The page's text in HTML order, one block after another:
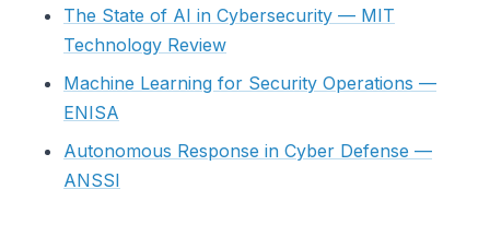
The State of AI in Cybersecurity — MIT
Technology Review
Machine Learning for Security Operations —
ENISA
Autonomous Response in Cyber Defense —
ANSSI